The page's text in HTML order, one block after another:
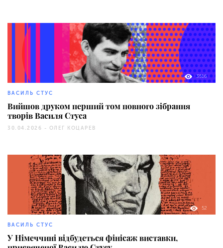
3516
ВАСИЛЬ СТУС
Вийшов друком перший том повного зібрання
творів Василя Стуса
30.04.2026 - ОЛЕГ КОЦАРЕВ
52
ВАСИЛЬ СТУС
У Німеччині відбудеться фінісаж виставки,